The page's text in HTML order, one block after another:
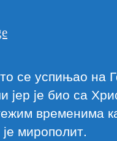
се успињао на
jер jе био са
временима
је мирополит.